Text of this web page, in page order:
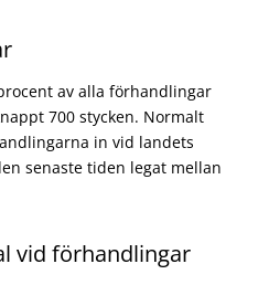
av alla förhandlingar
700 stycken. Normalt
in vid landets
senaste tiden legat mellan
vid förhandlingar